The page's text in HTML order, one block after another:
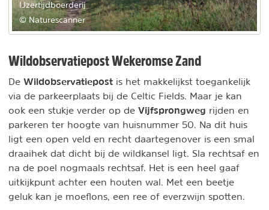
IJzertijdboerderij
© Naturescanner
Wildobservatiepost Wekeromse Zand
De Wildobservatiepost is het makkelijkst toegankelijk
via de parkeerplaats bij de Celtic Fields. Maar je kan
ook een stukje verder op de Vijfsprongweg rijden en
parkeren ter hoogte van huisnummer 50. Na dit huis
ligt een open veld en recht daartegenover is een smal
draaihek dat dicht bij de wildkansel ligt. Sla rechtsaf en
na de poel nogmaals rechtsaf. Het is een heel gaaf
uitkijkpunt achter een houten wal. Met een beetje
geluk kan je moeflons, een ree of everzwijn spotten.